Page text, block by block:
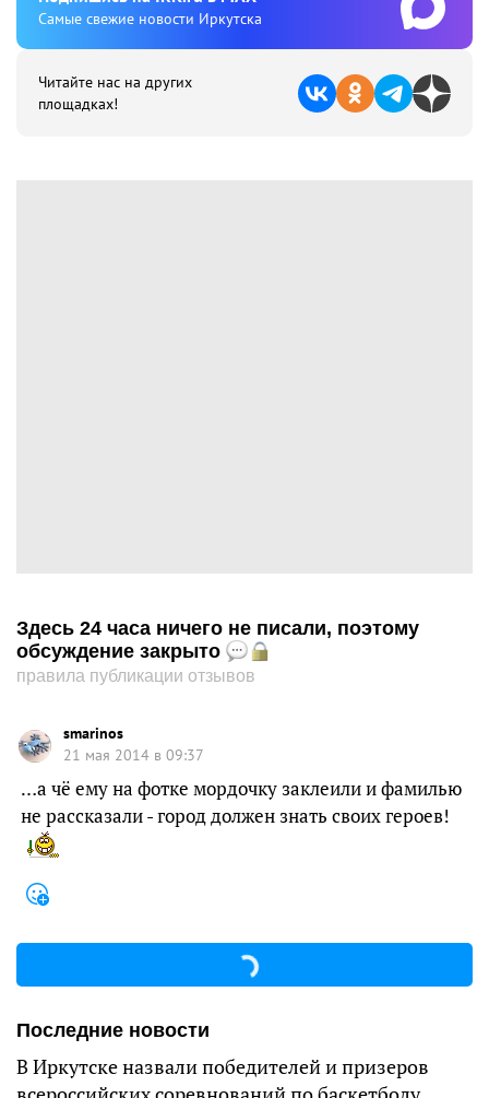
Cамые свежие новости Иркутска
Читайте нас на других
площадках!
Здесь 24 часа ничего не писали, поэтому
обсуждение закрыто
правила публикации отзывов
smarinos
21 мая 2014 в 09:37
…а чё ему на фотке мордочку заклеили и фамилью
не рассказали - город должен знать своих героев!
Последние новости
В Иркутске назвали победителей и призеров